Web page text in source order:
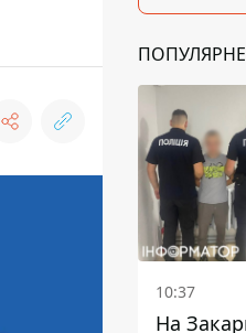
ПОПУЛЯРНЕ
10:37
На